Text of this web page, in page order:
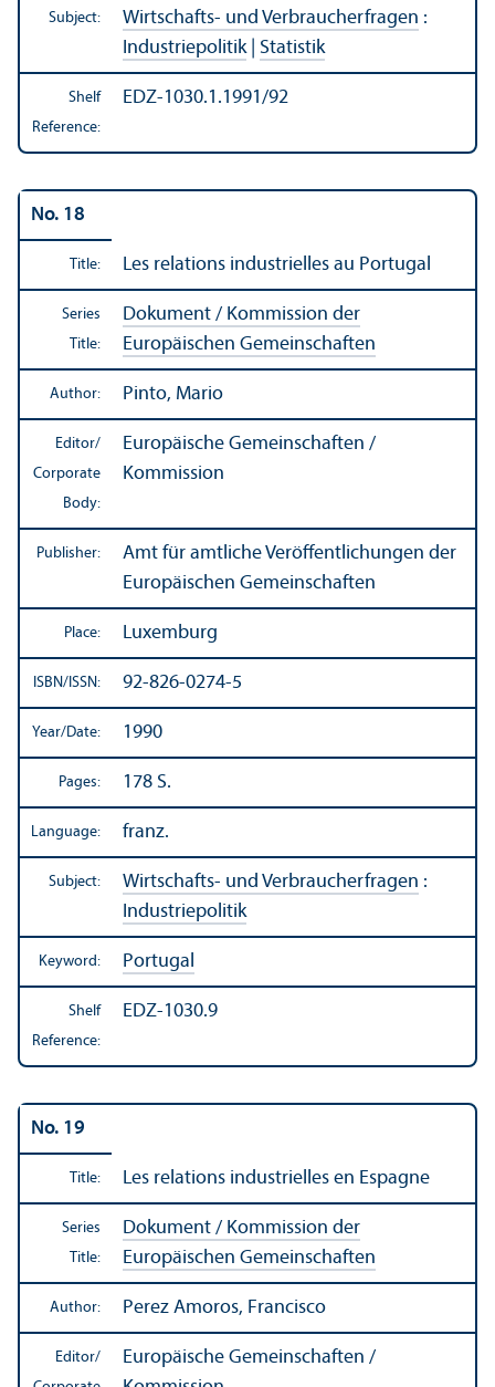
Subject: Wirtschafts- und Verbraucherfragen :
Industriepolitik| Statistik
Shelf
Reference:
EDZ-1030.1.1991/92
No. 18
Title: Les relations industrielles au Portugal
Series
Title:
Dokument / Kommission der
Europäischen Gemeinschaften
Author: Pinto, Mario
Editor/
Corporate
Body:
Europäische Gemeinschaften /
Kommission
Publisher:
Amt für amtliche Veröffentlichungen der
Europäischen Gemeinschaften
Place: Luxemburg
ISBN/ISSN: 92-826-0274-5
Year/Date: 1990
Pages: 178 S.
Language: franz.
Subject: Wirtschafts- und Verbraucherfragen :
Industriepolitik
Keyword: Portugal
Shelf
Reference:
EDZ-1030.9
No. 19
Title: Les relations industrielles en Espagne
Series
Title:
Dokument / Kommission der
Europäischen Gemeinschaften
Author: Perez Amoros, Francisco
Editor/
Europäische Gemeinschaften /